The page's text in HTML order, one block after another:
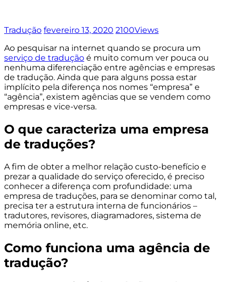
Tradução fevereiro 13, 2020 2100Views
Ao pesquisar na internet quando se procura um
serviço de tradução é muito comum ver pouca ou
nenhuma diferenciação entre agências e empresas
de tradução. Ainda que para alguns possa estar
implícito pela diferença nos nomes “empresa” e
“agência”, existem agências que se vendem como
empresas e vice-versa.
O que caracteriza uma empresa
de traduções?
A fim de obter a melhor relação custo-benefício e
prezar a qualidade do serviço oferecido, é preciso
conhecer a diferença com profundidade: uma
empresa de traduções, para se denominar como tal,
precisa ter a estrutura interna de funcionários –
tradutores, revisores, diagramadores, sistema de
memória online, etc.
Como funciona uma agência de
tradução?